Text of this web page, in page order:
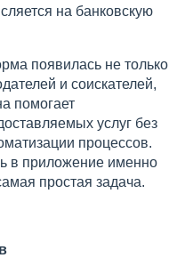
на банковскую
появилась не только
и соискателей,
помогает
услуг без
процессов.
в приложение именно
простая задача.